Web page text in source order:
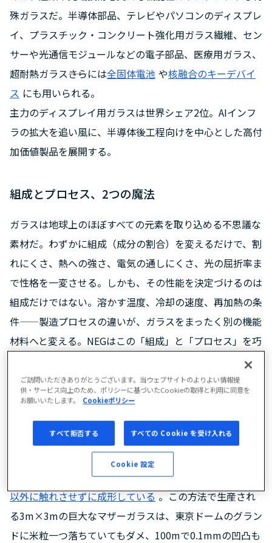
殊ガラスだ。半導体部品、テレビやパソコンのディスプレ
イ、プラスチック・コンクリート強化用ガラス繊維、セン
サーや光通信モジュールなどの電子部品、医療用ガラス、
超耐熱ガラス――さらには全固体電池 や核融合のキーデバイ
ス にも用いられる。
主力のディスプレイ用ガラスは世界シェア2位。AIインフ
ラの拡大を追い風に、半導体後工程向けを中心とした高付
加価値製品を展開する。
組成とプロセス、2つの魔法
ガラスは地球上のほぼすべての元素を取り込める不思議な
素材だ。わずかに組成（成分の割合）を変えるだけで、割
れにくさ、熱への強さ、電気の通しにくさ、光の屈折率ま
で性格を一変させる。しかも、その性能を決定づけるのは
組成だけではない。溶かす温度、冷却の速度、再加熱の条
件——製造プロセスの違いが、ガラスをまったく別の機能
材料へと変える。NEGはこの「組成」と「プロセス」を巧
特殊ガラスには、比類なき「精度」も求められる。たとえ
ばテレビ用のガラス基板。4Kテレビの画素サイズはホッ
チキスの針ほど（0.3mm）しかなく、ほんのわずかな異
物や凹凸も、映像の欠陥につながる。NEGはこの要求に応
えるため、建屋の高い位置から溶けたガラスを流し、
以外に触れさせずに成形している 。この方法で生産され
る3m×3mの巨大なマザーガラスは、東京ドームのグラン
ドに米粒一つ落ちていてもダメ、100mで0.1mmの凹凸も
ご訪問いただきありがとうございます。当ウェブサイトのよりよい情報提
供・サービス向上のため、ポリシーに基づいたCookieの取得と利用に同意を
お願いいたします。
Cookieポリシー
すべて拒否する すべての Cookie を受け入れる
Cookie 設定